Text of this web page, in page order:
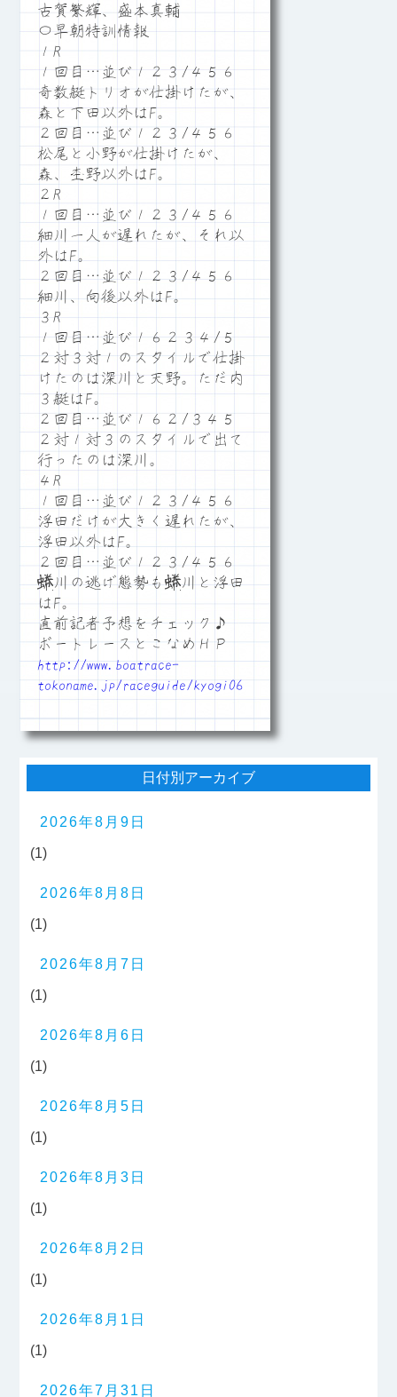
古賀繁輝、盛本真輔
〇早朝特訓情報
１R
１回目…並び１２３/４５６
奇数艇トリオが仕掛けたが、
森と下田以外はF。
２回目…並び１２３/４５６
松尾と小野が仕掛けたが、
森、杢野以外はF。
２R
１回目…並び１２３/４５６
細川一人が遅れたが、それ以
外はF。
２回目…並び１２３/４５６
細川、向後以外はF。
３R
１回目…並び１６２３４/５
２対３対１のスタイルで仕掛
けたのは深川と天野。ただ内
３艇はF。
２回目…並び１６２/３４５
２対１対３のスタイルで出て
行ったのは深川。
４R
１回目…並び１２３/４５６
浮田だけが大きく遅れたが、
浮田以外はF。
２回目…並び１２３/４５６
蜷川の逃げ態勢も蜷川と浮田
はF。
直前記者予想をチェック♪
ボートレースとこなめＨＰ
http://www.boatrace-
tokoname.jp/raceguide/kyogi06
日付別アーカイブ
2026年8月9日
(1)
2026年8月8日
(1)
2026年8月7日
(1)
2026年8月6日
(1)
2026年8月5日
(1)
2026年8月3日
(1)
2026年8月2日
(1)
2026年8月1日
(1)
2026年7月31日